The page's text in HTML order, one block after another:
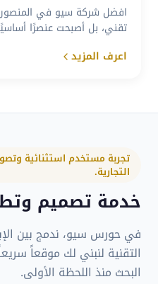
افضل شركة سيو في
تقني، بل أصبحت عنصرًا
اعرف المزيد
تجربة مستخدم استثنائية
التجارية.
خدمة تصميم
في حورس سيو، ندمج بين
التقنية لنبني لك موقعاً
البحث منذ اللحظة الأولى.